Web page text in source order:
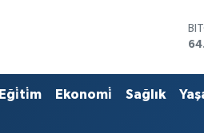
Eği̇ti̇m Ekonomi̇ Sağlık